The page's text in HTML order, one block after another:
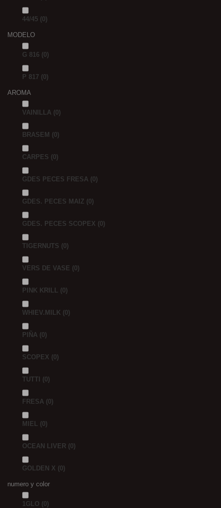
44/45 (0)
MODELO
G 816 (0)
P 817 (0)
AROMA
VAINILLA (0)
BRASEM (0)
CARPES (0)
GDES PECES FRESA (0)
GDES. PECES MAIZ (0)
GDES. PECES SCOPEX (0)
TIGERNUTS (0)
VERS DE VASE (0)
PINK KRILL (0)
WHIEV.MILK (0)
PIÑA (0)
SCOPEX (0)
TUTTI (0)
FRESA (0)
MIEL (0)
OCEAN LIVER (0)
GOLDEN X (0)
numero y color
1GLO (0)